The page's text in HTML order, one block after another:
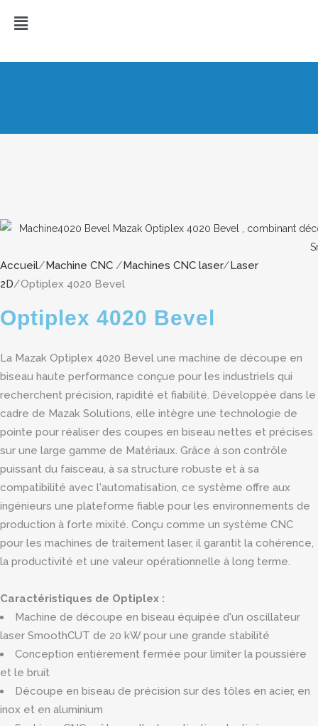
Accueil/Machine CNC /Machines CNC laser/Laser
2D/Optiplex 4020 Bevel
Optiplex 4020 Bevel
La Mazak Optiplex 4020 Bevel une machine de découpe en
biseau haute performance conçue pour les industriels qui
recherchent précision, rapidité et fiabilité. Développée dans le
cadre de Mazak Solutions, elle intègre une technologie de
pointe pour réaliser des coupes en biseau nettes et précises
sur une large gamme de Matériaux. Grâce à son contrôle
puissant du faisceau, à sa structure robuste et à sa
compatibilité avec l'automatisation, ce système offre aux
ingénieurs une plateforme fiable pour les environnements de
production à forte mixité. Conçu comme un système CNC
pour les machines de traitement laser, il garantit la cohérence,
la productivité et une valeur opérationnelle à long terme.
Caractéristiques de Optiplex :
Machine de découpe en biseau équipée d'un oscillateur
laser SmoothCUT de 20 kW pour une grande stabilité
Conception entièrement fermée pour limiter la poussière
et le bruit
Découpe en biseau de précision sur des tôles en acier, en
inox et en aluminium